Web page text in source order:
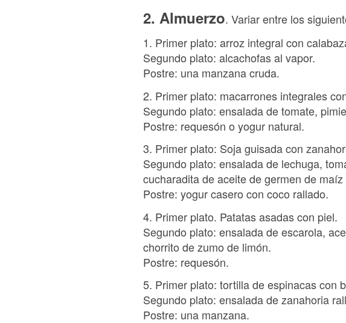
2. Almuerzo. Variar entre los
1. Primer plato: arroz integral con
Segundo plato: alcachofas al vapor.
Postre: una manzana cruda.
2. Primer plato: macarrones integrales
Segundo plato: ensalada de tomate,
Postre: requesón o yogur natural.
3. Primer plato: Soja guisada con
Segundo plato: ensalada de lechuga,
cucharadita de aceite de germen de
Postre: yogur casero con coco rallado.
4. Primer plato. Patatas asadas con piel.
Segundo plato: ensalada de escarola,
chorrito de zumo de limón.
Postre: requesón.
5. Primer plato: tortilla de espinacas con
Segundo plato: ensalada de zanahoria
Postre: una manzana.